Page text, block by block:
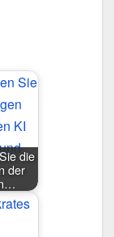
die
der